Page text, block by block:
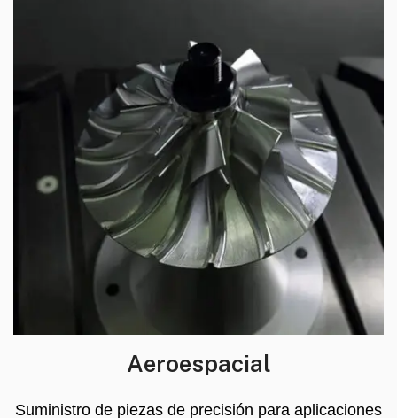
Aeroespacial
Suministro de piezas de precisión para aplicaciones